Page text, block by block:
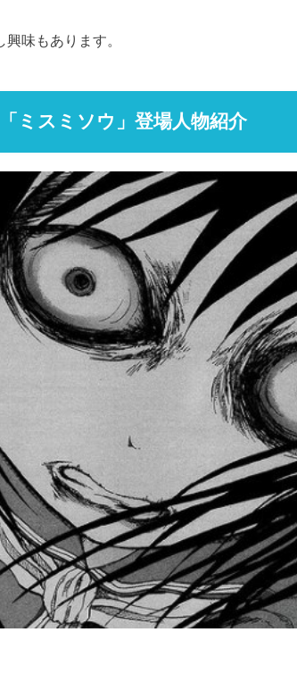
興味もあります。
「ミスミソウ」登場人物紹介